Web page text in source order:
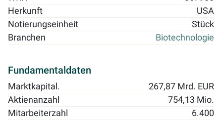
Herkunft
USA
Notierungseinheit
Stück
Branchen
Biotechnologie
Fundamentaldaten
Marktkapital.
267,87 Mrd. EUR
Aktienanzahl
754,13 Mio.
Mitarbeiterzahl
6.400